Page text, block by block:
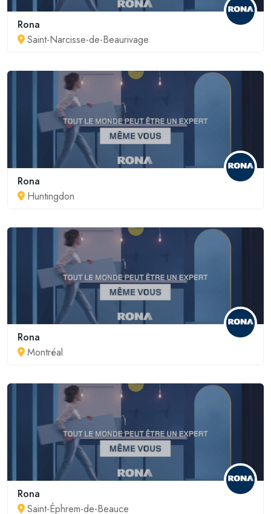
Rona
Saint-Narcisse-de-Beaurivage
Rona
Huntingdon
Rona
Montréal
Rona
Saint-Éphrem-de-Beauce